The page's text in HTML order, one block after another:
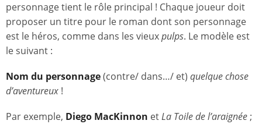
personnage tient le rôle principal ! Chaque joueur doit
proposer un titre pour le roman dont son personnage
est le héros, comme dans les vieuxpulps. Le modèle est
le suivant :
Nom du personnage(contre/ dans…/ et) quelque chose
d’aventureux !
Par exemple, Diego MacKinnon etLa Toile de l’araignée ;